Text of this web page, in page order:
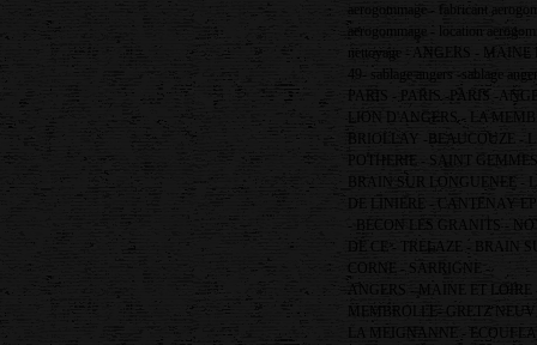
aerogommage - fabricant
aerogommage - location
nettoyage - ANGERS - MAINE
49- sablage angers -sablage
PARIS - PARIS -PARIS -
LION D'ANGERS - LA
BRIOLLAY -BEAUCOUZE -
POTHERIE - SAINT
BRAIN SUR LONGUENEE -
DE LINIERE - CANTENAY
- BECON LES GRANITS -
DE CE - TRELAZE - BRAIN
CORNE - SARRIGNE -
ANGERS - MAINE ET
MEMBROLLE- GRETZ
LA MEIGNANNE -